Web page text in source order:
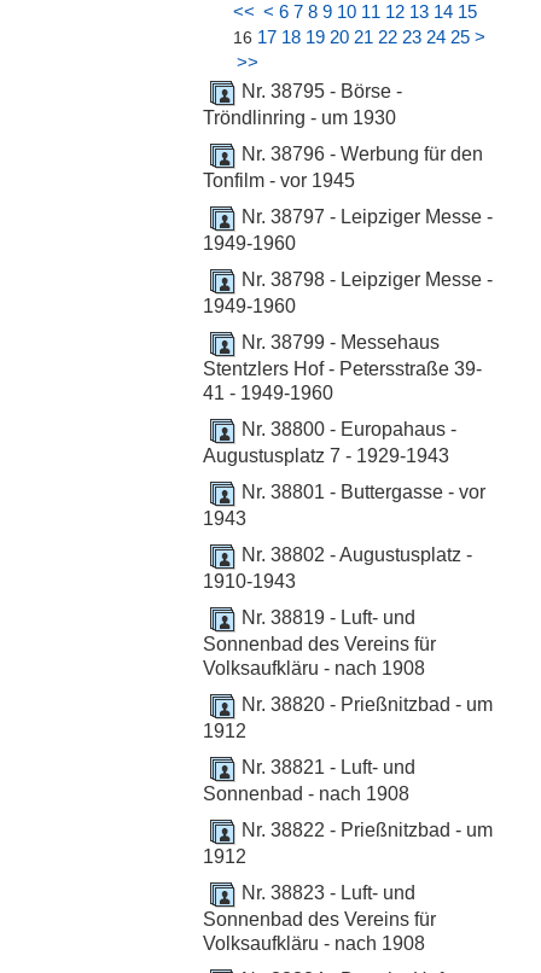
<< < 6 7 8 9 10 11 12 13 14 15
16 17 18 19 20 21 22 23 24 25 >
>>
Nr. 38795 - Börse -
Tröndlinring - um 1930
Nr. 38796 - Werbung für den
Tonfilm - vor 1945
Nr. 38797 - Leipziger Messe -
1949-1960
Nr. 38798 - Leipziger Messe -
1949-1960
Nr. 38799 - Messehaus
Stentzlers Hof - Petersstraße 39-
41 - 1949-1960
Nr. 38800 - Europahaus -
Augustusplatz 7 - 1929-1943
Nr. 38801 - Buttergasse - vor
1943
Nr. 38802 - Augustusplatz -
1910-1943
Nr. 38819 - Luft- und
Sonnenbad des Vereins für
Volksaufkläru - nach 1908
Nr. 38820 - Prießnitzbad - um
1912
Nr. 38821 - Luft- und
Sonnenbad - nach 1908
Nr. 38822 - Prießnitzbad - um
1912
Nr. 38823 - Luft- und
Sonnenbad des Vereins für
Volksaufkläru - nach 1908